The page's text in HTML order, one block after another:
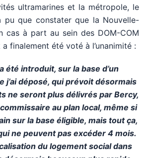
ultramarines et la métropole, le
pu que constater que la Nouvelle-
cas à part au sein des DOM-COM
finalement été voté à l’unanimité :
été introduit, sur la base d’un
j’ai déposé, qui prévoit désormais
ne seront plus délivrés par Bercy,
au plan local, même si
sur la base éligible, mais tout ça,
ne peuvent pas excéder 4 mois.
du logement social dans